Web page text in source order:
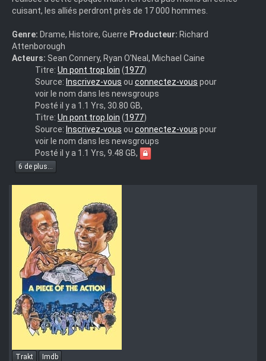
cuisant, les alliés perdront près de 17 000 hommes.
Genre: Drame, Histoire, Guerre Producteur: Richard
Attenborough
Acteurs: Sean Connery, Ryan O'Neal, Michael Caine
A.Bridge.Too.Far.1977.MULTi.COMPLETE.BLURAY-
Titre: Un pont trop loin (1977)
Source: Inscrivez-vous ou connectez-vous pour
voir le nom dans les newsgroups
Posté il y a 1.1 Yrs, 30.80 GB,
A.Bridge.Too.Far.1977.MULTi.COMPLETE.BLURAY-
Titre: Un pont trop loin (1977)
Source: Inscrivez-vous ou connectez-vous pour
voir le nom dans les newsgroups
Posté il y a 1.1 Yrs, 9.48 GB,
6 de plus...
Trakt Imdb